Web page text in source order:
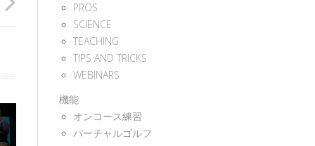
PROS
SCIENCE
TEACHING
TIPS AND TRICKS
WEBINARS
機能
オンコース練習
バーチャルゴルフ